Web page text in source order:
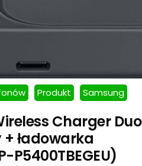
Produkt Samsung
Charger Duo
+ ładowarka
P5400TBEGEU)